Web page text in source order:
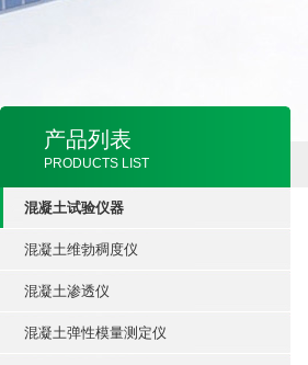
产品列表
PRODUCTS LIST
混凝土试验仪器
混凝土维勃稠度仪
混凝土渗透仪
混凝土弹性模量测定仪